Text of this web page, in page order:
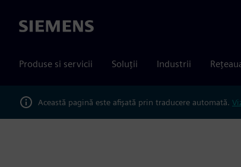
Siemens
Produse si servicii Soluții Industrii
Această pagină este afișată prin traducere automată.